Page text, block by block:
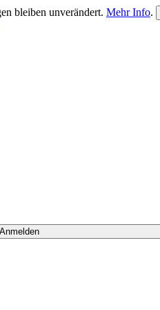
bleiben unverändert. Mehr Info.
Anmelden